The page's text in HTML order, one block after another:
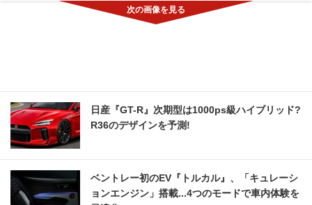
日産『GT-R』次期型は1000ps級ハイブリッド?
R36のデザインを予測!
ベントレー初のEV『トルカル』、「キュレーシ
ョンエンジン」搭載...4つのモードで車内体験を